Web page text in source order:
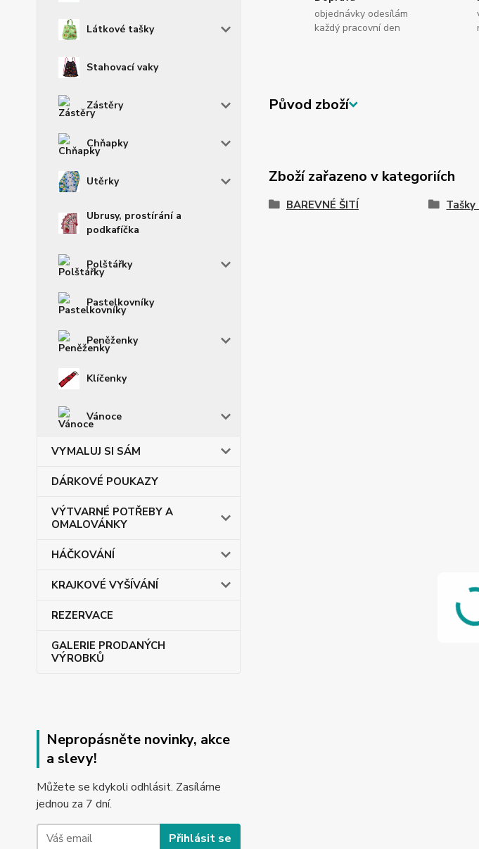
Látkové tašky
Stahovací vaky
Zástěry
Chňapky
Utěrky
Ubrusy, prostírání a
podkafíčka
Polštářky
Pastelkovníky
Peněženky
Klíčenky
Vánoce
VYMALUJ SI SÁM
DÁRKOVÉ POUKAZY
VÝTVARNÉ POTŘEBY A
OMALOVÁNKY
HÁČKOVÁNÍ
KRAJKOVÉ VYŠÍVÁNÍ
REZERVACE
GALERIE PRODANÝCH
VÝROBKŮ
Nepropásněte novinky, akce
a slevy!
Můžete se kdykoli odhlásit. Zasíláme
jednou za 7 dní.
Přihlásit se
objednávky odesílám
každý pracovní den
Původ zboží
Zboží zařazeno v kategoriích
BAREVNÉ ŠITÍ Tašky